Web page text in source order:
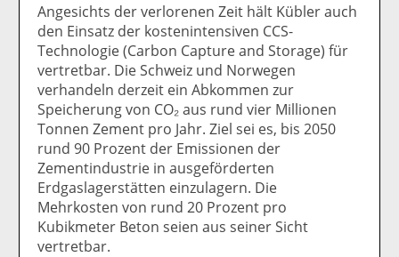
Angesichts der verlorenen Zeit hält Kübler auch
den Einsatz der kostenintensiven CCS-
Technologie (Carbon Capture and Storage) für
vertretbar. Die Schweiz und Norwegen
verhandeln derzeit ein Abkommen zur
Speicherung von CO₂ aus rund vier Millionen
Tonnen Zement pro Jahr. Ziel sei es, bis 2050
rund 90 Prozent der Emissionen der
Zementindustrie in ausgeförderten
Erdgaslagerstätten einzulagern. Die
Mehrkosten von rund 20 Prozent pro
Kubikmeter Beton seien aus seiner Sicht
vertretbar.